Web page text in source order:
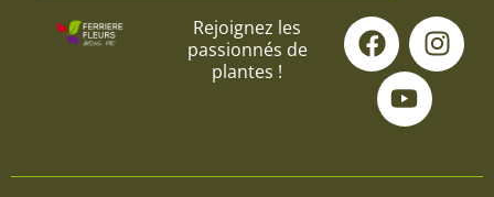
Rejoignez les
passionnés de
plantes !
F
a
c
e
o
I
n
s
g
Y
o
u
t
u
b